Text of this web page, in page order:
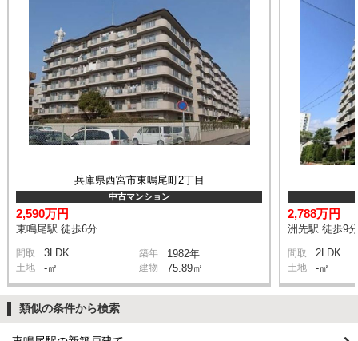
兵庫県西宮市東鳴尾町2丁目
中古マンション
2,590万円
東鳴尾駅 徒歩6分
間取 3LDK 築年 1982年
土地 -㎡ 建物 75.89㎡
2,788万円
洲先駅 徒歩9分
間取 2LDK
土地 -㎡
類似の条件から検索